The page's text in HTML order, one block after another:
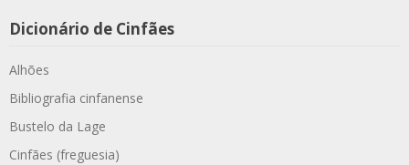
Dicionário de Cinfães
Alhões
Bibliografia cinfanense
Bustelo da Lage
Cinfães (freguesia)